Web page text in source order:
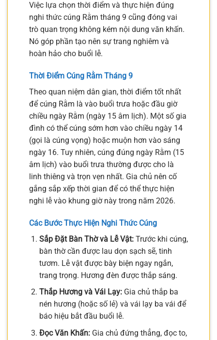
Việc lựa chọn thời điểm và thực hiện đúng
nghi thức cúng Rằm tháng 9 cũng đóng vai
trò quan trọng không kém nội dung văn khấn.
Nó góp phần tạo nên sự trang nghiêm và
hoàn hảo cho buổi lễ.
Thời Điểm Cúng Rằm Tháng 9
Theo quan niệm dân gian, thời điểm tốt nhất
để cúng Rằm là vào buổi trưa hoặc đầu giờ
chiều ngày Rằm (ngày 15 âm lịch). Một số gia
đình có thể cúng sớm hơn vào chiều ngày 14
(gọi là cúng vọng) hoặc muộn hơn vào sáng
ngày 16. Tuy nhiên, cúng đúng ngày Rằm (15
âm lịch) vào buổi trưa thường được cho là
linh thiêng và trọn vẹn nhất. Gia chủ nên cố
gắng sắp xếp thời gian để có thể thực hiện
nghi lễ vào khung giờ này trong năm 2026.
Các Bước Thực Hiện Nghi Thức Cúng
Sắp Đặt Bàn Thờ và Lễ Vật:Trước khi cúng,
bàn thờ cần được lau dọn sạch sẽ, tinh
tươm. Lễ vật được bày biện ngay ngắn,
trang trọng. Hương đèn được thắp sáng.
Thắp Hương và Vái Lạy:Gia chủ thắp ba
nén hương (hoặc số lẻ) và vái lạy ba vái để
báo hiệu bắt đầu buổi lễ.
Đọc Văn Khấn:Gia chủ đứng thẳng, đọc to,